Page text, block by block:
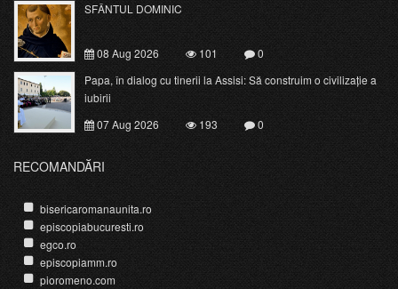
SFÂNTUL DOMINIC
08 Aug 2026 101
0
Papa, în dialog cu tinerii la Assisi: Să construim o civilizație a
iubirii
07 Aug 2026
193 0
RECOMANDĂRI
bisericaromanaunita.ro
episcopiabucuresti.ro
egco.ro
episcopiamm.ro
pioromeno.com